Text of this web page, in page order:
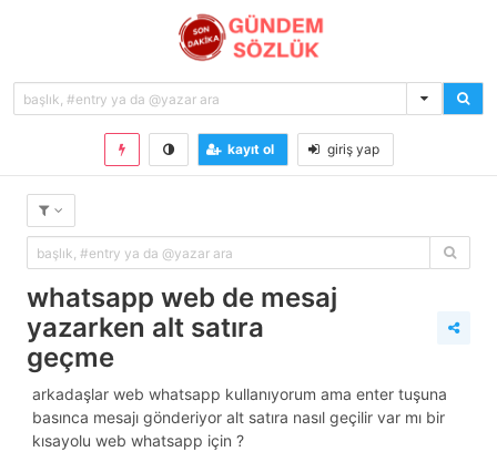
kayıt ol giriş yap
whatsapp web de mesaj
yazarken alt satıra
geçme
arkadaşlar web whatsapp kullanıyorum ama enter tuşuna
basınca mesajı gönderiyor alt satıra nasıl geçilir var mı bir
kısayolu web whatsapp için ?